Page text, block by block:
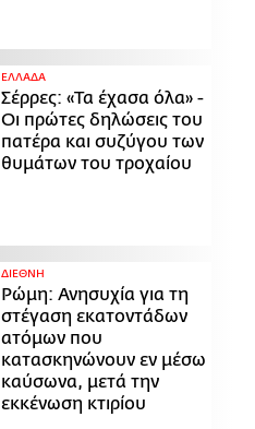
ΕΛΛΑΔΑ
Σέρρες: «Τα έχασα όλα» -
Οι πρώτες δηλώσεις του
πατέρα και συζύγου των
θυμάτων του τροχαίου
ΔΙΕΘΝΗ
Ρώμη: Ανησυχία για τη
στέγαση εκατοντάδων
ατόμων που
κατασκηνώνουν εν μέσω
καύσωνα, μετά την
εκκένωση κτιρίου